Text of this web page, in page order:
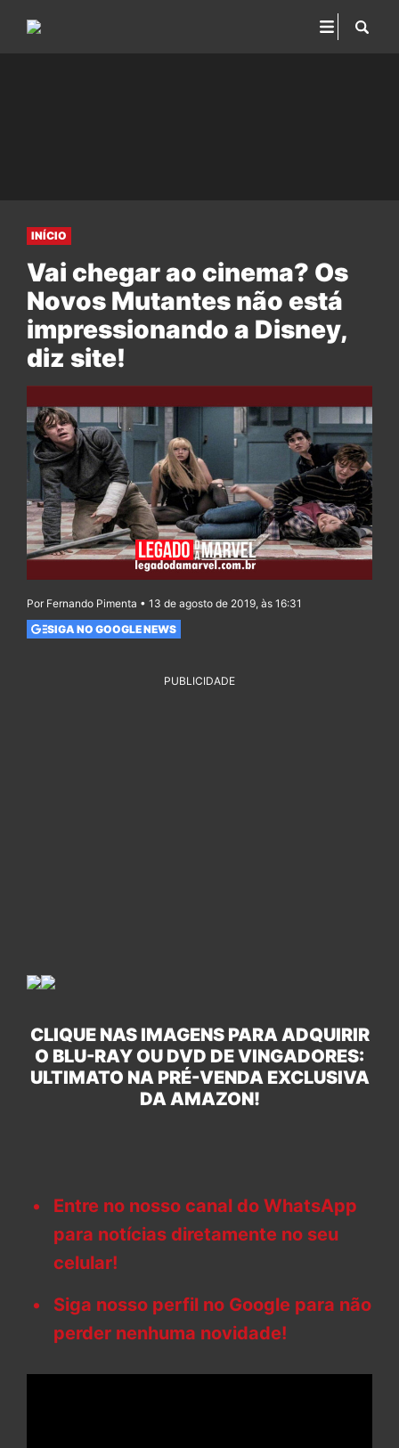
INÍCIO
Vai chegar ao cinema? Os
Novos Mutantes não está
impressionando a Disney,
diz site!
Por Fernando Pimenta • 13 de agosto de 2019, às 16:31
SIGA NO GOOGLE NEWS
PUBLICIDADE
CLIQUE NAS IMAGENS PARA ADQUIRIR
O BLU-RAY OU DVD DE VINGADORES:
ULTIMATO NA PRÉ-VENDA EXCLUSIVA
DA AMAZON!
Entre no nosso canal do WhatsApp
para notícias diretamente no seu
celular!
Siga nosso perfil no Google para não
perder nenhuma novidade!